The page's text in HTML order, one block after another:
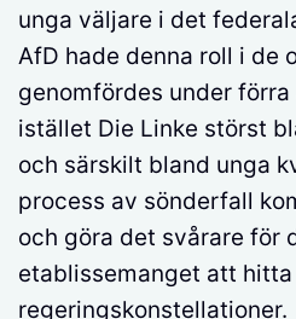
unga väljare i det
AfD hade denna roll i de
genomfördes under
istället Die Linke störst
och särskilt bland unga
process av sönderfall
och göra det svårare för
etablissemanget att
regeringskonstellationer.